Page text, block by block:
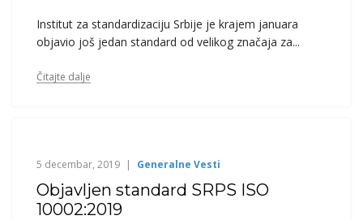
Institut za standardizaciju Srbije je krajem januara
objavio još jedan standard od velikog značaja za...
Čitajte dalje
5 decembar, 2019 Generalne Vesti
Objavljen standard SRPS ISO
10002:2019